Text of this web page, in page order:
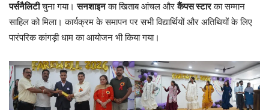
पर्सनैलिटीचुना गया।सनशाइनका खिताब आंचल औरकैंपस स्टारका सम्मान
साहिल को मिला। कार्यक्रम के समापन पर सभी विद्यार्थियों और अतिथियों के लिए
पारंपरिक कांगड़ी धाम का आयोजन भी किया गया।